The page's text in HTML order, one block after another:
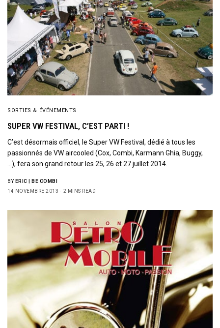
SORTIES & ÉVÉNEMENTS
SUPER VW FESTIVAL, C’EST PARTI !
C’est désormais officiel, le Super VW Festival, dédié à tous les
passionnés de VW aircooled (Cox, Combi, Karmann Ghia, Buggy,
…), fera son grand retour les 25, 26 et 27 juillet 2014.
BY ERIC | BE COMBI
14 NOVEMBRE 2013
2 MINS READ